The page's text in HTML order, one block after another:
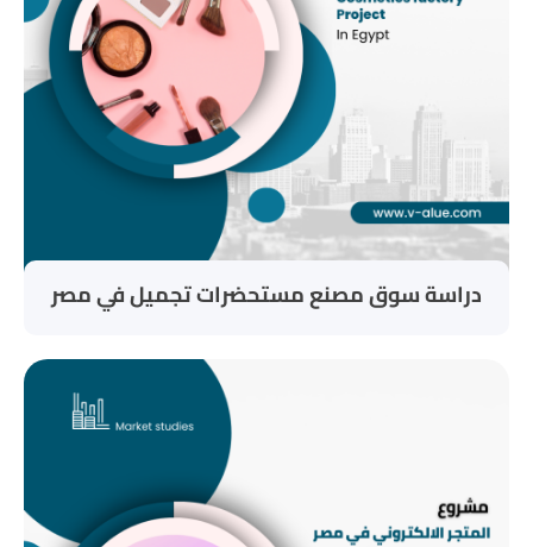
دراسة سوق مصنع مستحضرات تجميل في مصر